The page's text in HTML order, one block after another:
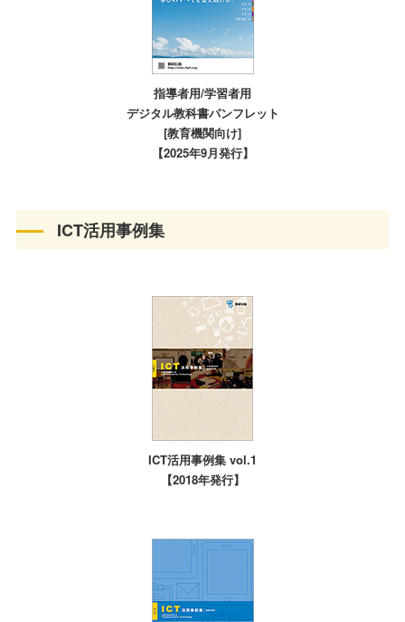
指導者用/学習者用
デジタル教科書パンフレット
[教育機関向け]
【2025年9月発行】
ICT活用事例集
ICT活用事例集 vol.1
【2018年発行】